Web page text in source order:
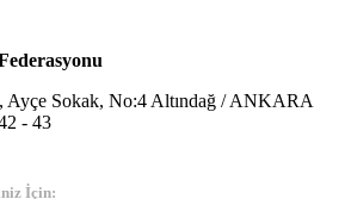
Ayçe Sokak, No:4 Altındağ / ANKARA
- 43
İçin: